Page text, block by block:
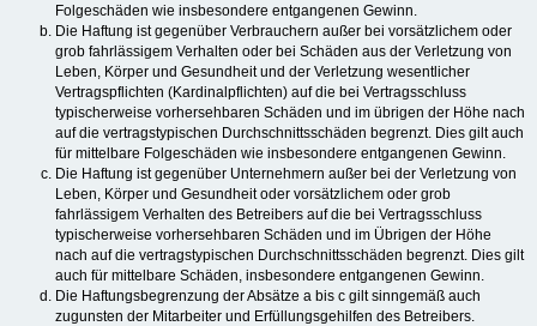
Folgeschäden wie insbesondere entgangenen Gewinn.
Die Haftung ist gegenüber Verbrauchern außer bei vorsätzlichem oder
grob fahrlässigem Verhalten oder bei Schäden aus der Verletzung von
Leben, Körper und Gesundheit und der Verletzung wesentlicher
Vertragspflichten (Kardinalpflichten) auf die bei Vertragsschluss
typischerweise vorhersehbaren Schäden und im übrigen der Höhe nach
auf die vertragstypischen Durchschnittsschäden begrenzt. Dies gilt auch
für mittelbare Folgeschäden wie insbesondere entgangenen Gewinn.
Die Haftung ist gegenüber Unternehmern außer bei der Verletzung von
Leben, Körper und Gesundheit oder vorsätzlichem oder grob
fahrlässigem Verhalten des Betreibers auf die bei Vertragsschluss
typischerweise vorhersehbaren Schäden und im Übrigen der Höhe
nach auf die vertragstypischen Durchschnittsschäden begrenzt. Dies gilt
auch für mittelbare Schäden, insbesondere entgangenen Gewinn.
Die Haftungsbegrenzung der Absätze a bis c gilt sinngemäß auch
zugunsten der Mitarbeiter und Erfüllungsgehilfen des Betreibers.